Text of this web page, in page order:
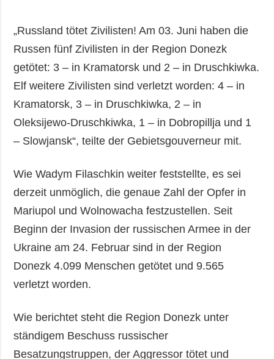
„Russland tötet Zivilisten! Am 03. Juni haben die
Russen fünf Zivilisten in der Region Donezk
getötet: 3 – in Kramatorsk und 2 – in Druschkiwka.
Elf weitere Zivilisten sind verletzt worden: 4 – in
Kramatorsk, 3 – in Druschkiwka, 2 – in
Oleksijewo-Druschkiwka, 1 – in Dobropillja und 1
– Slowjansk“, teilte der Gebietsgouverneur mit.
Wie Wadym Filaschkin weiter feststellte, es sei
derzeit unmöglich, die genaue Zahl der Opfer in
Mariupol und Wolnowacha festzustellen. Seit
Beginn der Invasion der russischen Armee in der
Ukraine am 24. Februar sind in der Region
Donezk 4.099 Menschen getötet und 9.565
verletzt worden.
Wie berichtet steht die Region Donezk unter
ständigem Beschuss russischer
Besatzungstruppen, der Aggressor tötet und